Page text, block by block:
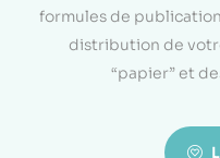
formules de
distribution de
“papier” et